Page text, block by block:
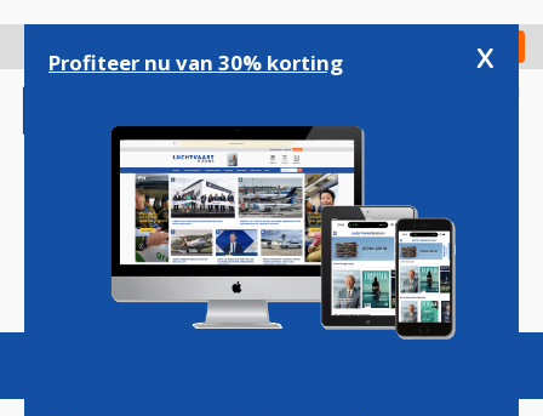
gaan
Check in
Magazine Podcasts Vacatures
Profiteer nu van 30% korting x